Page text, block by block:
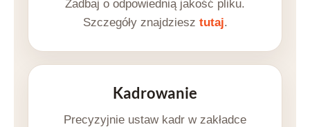
Zadbaj o odpowiednią jakość pliku.
Szczegóły znajdziesz tutaj.
Kadrowanie
Precyzyjnie ustaw kadr w zakładce